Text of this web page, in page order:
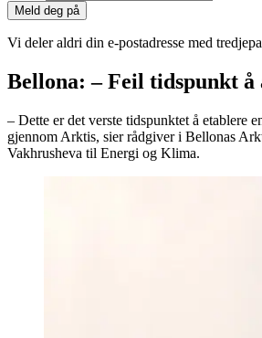
Meld deg på
Vi deler aldri din e-postadresse med
Bellona: – Feil tidspunkt å
– Dette er det verste tidspunktet å etablere
gjennom Arktis, sier rådgiver i Bellonas
Vakhrusheva til Energi og Klima.